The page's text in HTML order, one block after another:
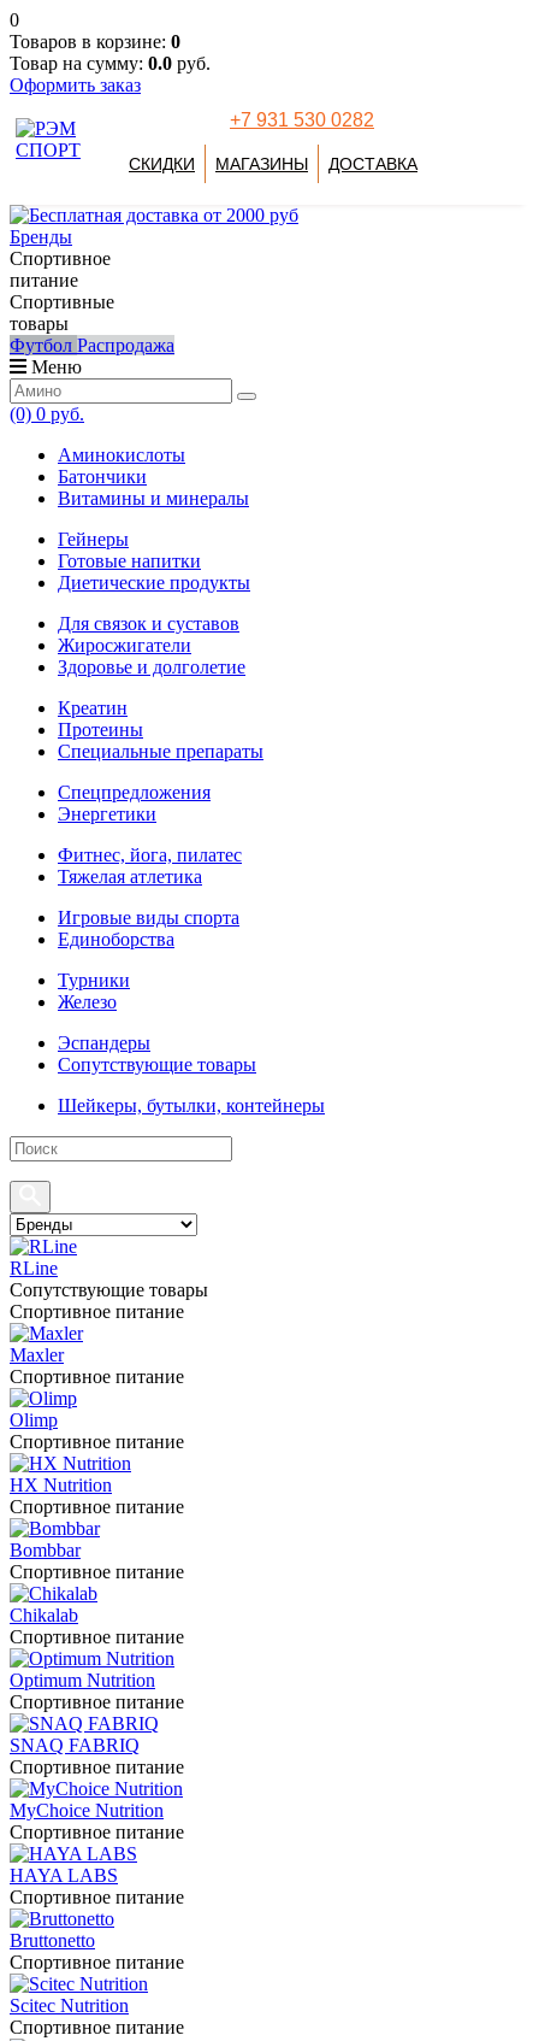
0
Товаров в корзине: 0
Товар на сумму: 0.0 руб.
Оформить заказ
+7 931 530 0282
СКИДКИ МАГАЗИНЫ ДОСТАВКА
Бренды
Спортивное
питание
Спортивные
товары
Футбол Распродажа
Меню
(0) 0 руб.
Аминокислоты
Батончики
Витамины и минералы
Гейнеры
Готовые напитки
Диетические продукты
Для связок и суставов
Жиросжигатели
Здоровье и долголетие
Креатин
Протеины
Специальные препараты
Спецпредложения
Энергетики
Фитнес, йога, пилатес
Тяжелая атлетика
Игровые виды спорта
Единоборства
Турники
Железо
Эспандеры
Сопутствующие товары
Шейкеры, бутылки, контейнеры
RLine
Сопутствующие товары
Спортивное питание
Maxler
Спортивное питание
Olimp
Спортивное питание
HX Nutrition
Спортивное питание
Bombbar
Спортивное питание
Chikalab
Спортивное питание
Optimum Nutrition
Спортивное питание
SNAQ FABRIQ
Спортивное питание
MyChoice Nutrition
Спортивное питание
HAYA LABS
Спортивное питание
Bruttonetto
Спортивное питание
Scitec Nutrition
Спортивное питание